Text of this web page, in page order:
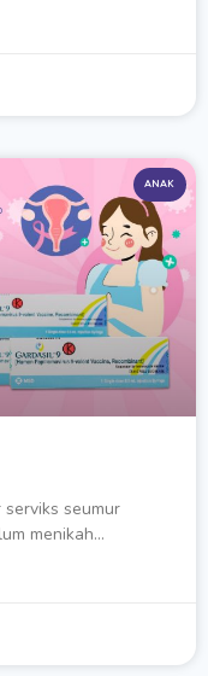
ANAK
seumur
menikah…